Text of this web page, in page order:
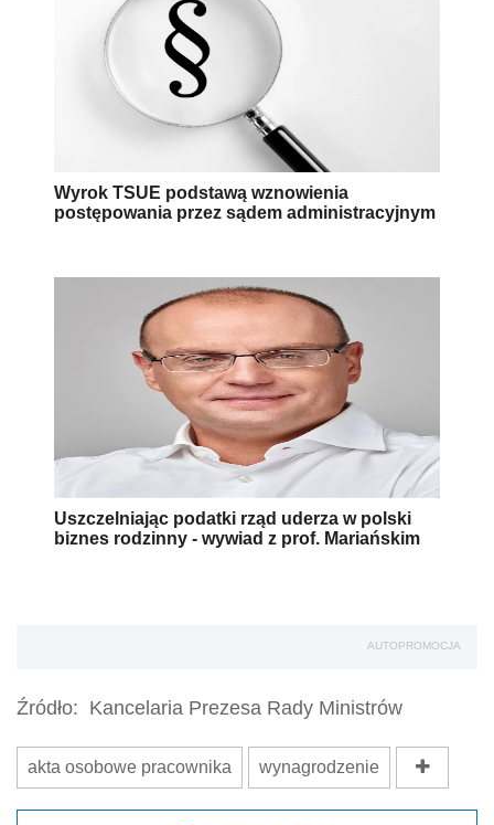
Wyrok TSUE podstawą wznowienia
postępowania przez sądem administracyjnym
Uszczelniając podatki rząd uderza w polski
biznes rodzinny - wywiad z prof. Mariańskim
AUTOPROMOCJA
Źródło: Kancelaria Prezesa Rady Ministrów
akta osobowe pracownika wynagrodzenie